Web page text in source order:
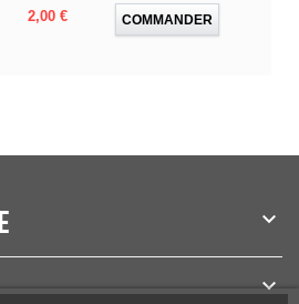
Prix
2,00 € COMMANDER